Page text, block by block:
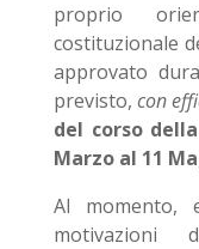
proprio
costituzionale
approvato
previsto, con
del corso
Marzo al 11
Al momento,
motivazioni